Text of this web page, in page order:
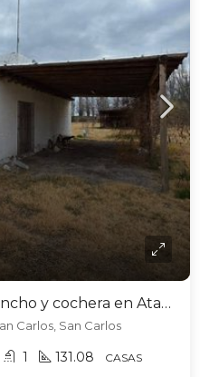
Casa en venta c/ quincho y cochera en Atardeceres de Capiz, San Carlos
Carlos, San Carlos
1 131.08 CASAS